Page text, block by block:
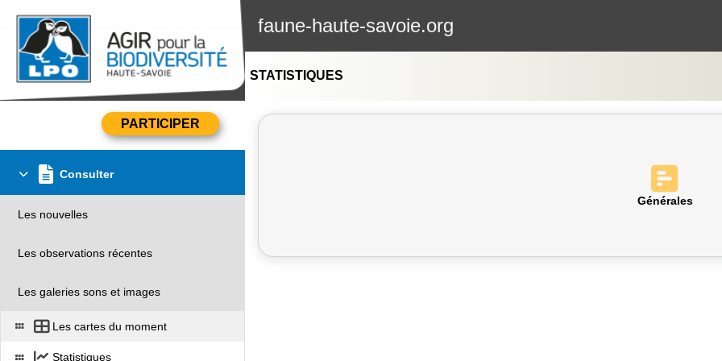
faune-haute-savoie.org
Consulter
Les nouvelles
Les observations récentes
Les galeries sons et images
Les cartes du moment
Statistiques
STATISTIQUES
Générales